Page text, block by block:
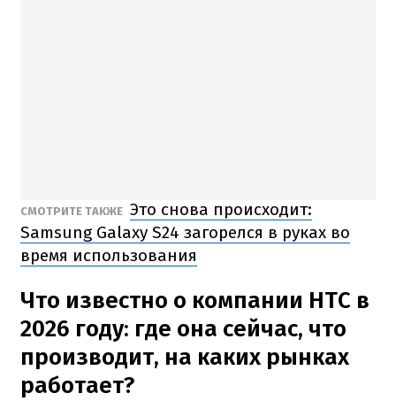
СМОТРИТЕ ТАКЖЕ Это снова происходит:
Samsung Galaxy S24 загорелся в руках во
время использования
Что известно о компании HTC в
2026 году: где она сейчас, что
производит, на каких рынках
работает?